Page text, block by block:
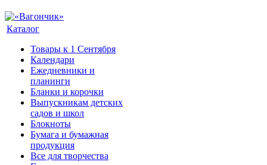
Каталог
Товары к 1 Сентября
Календари
Ежедневники и
планинги
Бланки и корочки
Выпускникам детских
садов и школ
Блокноты
Бумага и бумажная
продукция
Все для творчества